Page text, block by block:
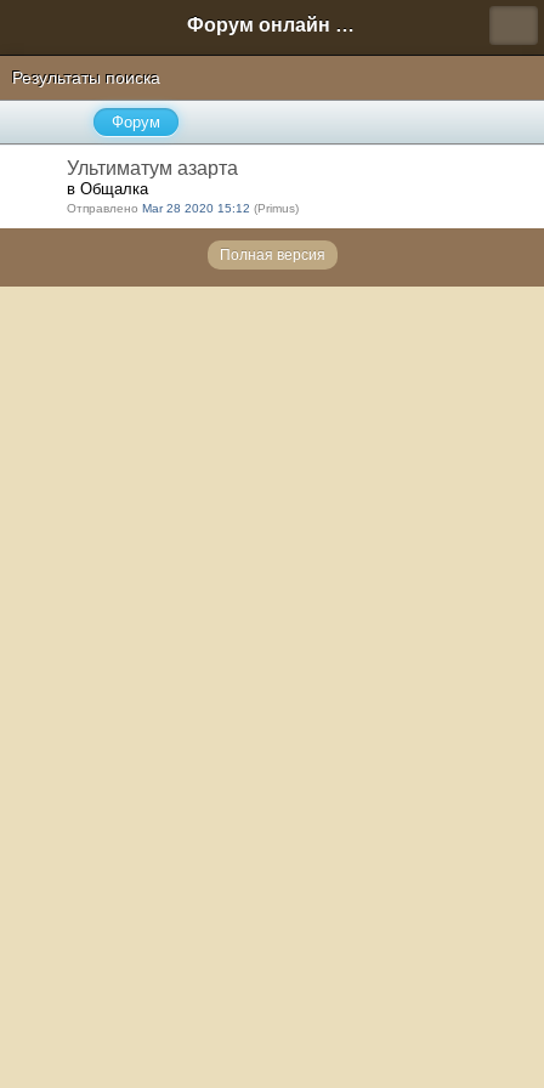
Форум онлайн игры "Новая Эра" (Нюра Биз)
Результаты поиска
Форум
Ультиматум азарта
в Общалка
Отправлено Mar 28 2020 15:12 (Primus)
Полная версия